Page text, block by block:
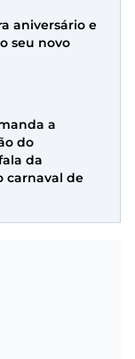
aniversário e
seu novo
a
do
da
carnaval de